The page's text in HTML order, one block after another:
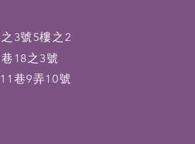
3號5樓之2
18之3號
巷9弄10號